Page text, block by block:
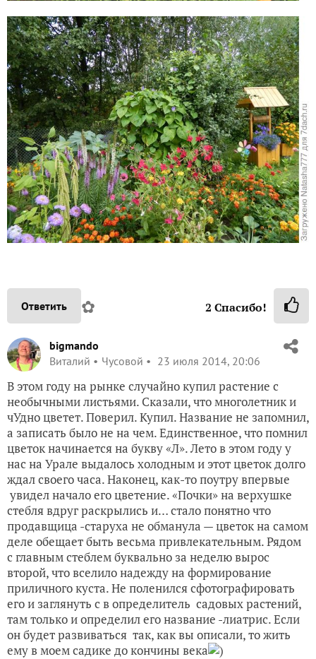
Ответить ✿ 2 Спасибо!
bigmando
Виталий
Чусовой 23 июля 2014, 20:06
В этом году на рынке случайно купил растение с
необычными листьями. Сказали, что многолетник и
чУдно цветет. Поверил. Купил. Название не запомнил,
а записать было не на чем. Единственное, что помнил
цветок начинается на букву «Л». Лето в этом году у
нас на Урале выдалось холодным и этот цветок долго
ждал своего часа. Наконец, как-то поутру впервые
увидел начало его цветение. «Почки» на верхушке
стебля вдруг раскрылись и… стало понятно что
продавщица -старуха не обманула — цветок на самом
деле обещает быть весьма привлекательным. Рядом
с главным стеблем буквально за неделю вырос
второй, что вселило надежду на формирование
приличного куста. Не поленился сфотографировать
его и заглянуть с в определитель садовых растений,
там только и определил его название -лиатрис. Если
он будет развиваться так, как вы описали, то жить
ему в моем садике до кончины века
)